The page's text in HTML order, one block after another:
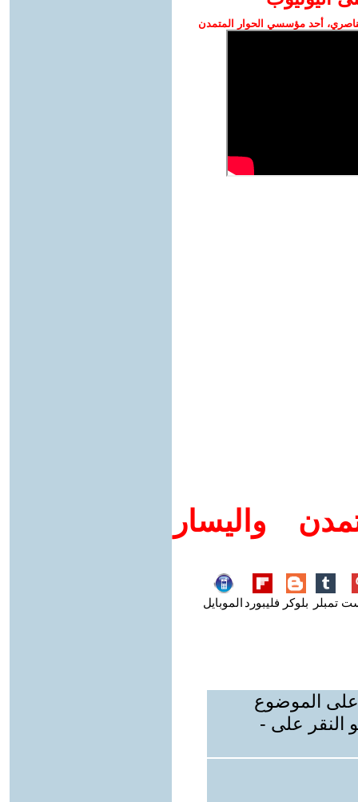
أحد مؤسسي الحوار المتمدن
واليسار
تمبلر بلوكر فليبورد الموبايل
على الموضوع
النقر على -